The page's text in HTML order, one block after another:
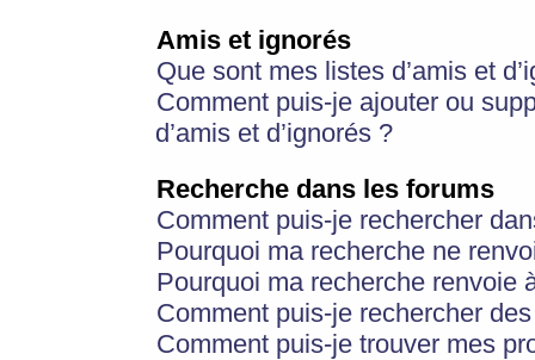
Amis et ignorés
Que sont mes listes d’amis et
Comment puis-je ajouter ou
d’amis et d’ignorés ?
Recherche dans les forums
Comment puis-je rechercher
Pourquoi ma recherche ne
Pourquoi ma recherche renvoie
Comment puis-je rechercher
Comment puis-je trouver mes